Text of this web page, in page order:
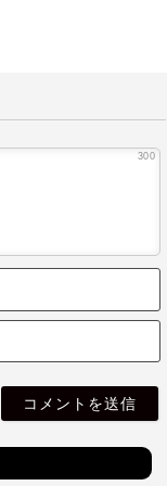
300